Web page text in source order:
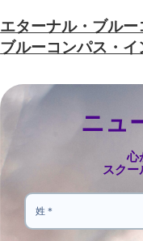
エターナル・ブルー
ブルーコンパス・イ
ニュ
心
スクー